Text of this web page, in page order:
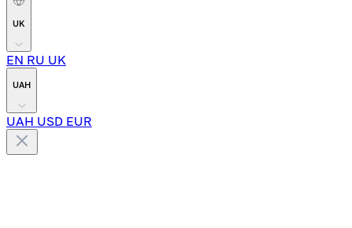
UK
EN RU UK
UAH
UAH USD EUR